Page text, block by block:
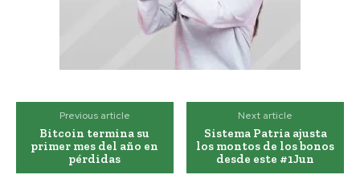
Previous article
Bitcoin termina su
primer mes del año en
pérdidas
Next article
Sistema Patria ajusta
los montos de los bonos
desde este #1Jun